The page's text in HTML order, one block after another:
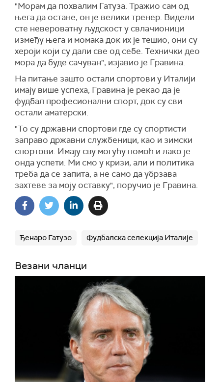
"Морам да похвалим Гатуза. Тражио сам од
њега да остане, он је велики тренер. Видели
сте невероватну људскост у свлачионици
између њега и момака док их је тешио, они су
хероји који су дали све од себе. Технички део
мора да буде сачуван", изјавио је Гравина.
На питање зашто остали спортови у Италији
имају више успеха, Гравина је рекао да је
фудбал професионални спорт, док су сви
остали аматерски.
"То су државни спортови где су спортисти
заправо државни службеници, као и зимски
спортови. Имају сву могућу помоћ и лако је
онда успети. Ми смо у кризи, али и политика
треба да се запита, а не само да убрзава
захтеве за моју оставку", поручио је Гравина.
Ђенаро Гатузо Фудбалска селекција Италије
Везани чланци